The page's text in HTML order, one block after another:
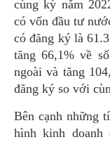
cùng kỳ năm
có vốn đầu tư
có đăng ký là
tăng 66,1% về
ngoài và tăng
đăng ký so với
Bên cạnh những
hình kinh doanh